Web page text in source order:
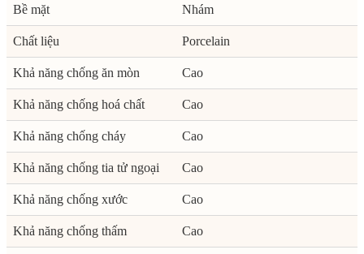
Bề mặt Nhám
Chất liệu Porcelain
Khả năng chống ăn mòn Cao
Khả năng chống hoá chất Cao
Khả năng chống cháy Cao
Khả năng chống tia tử ngoại Cao
Khả năng chống xước Cao
Khả năng chống thấm Cao